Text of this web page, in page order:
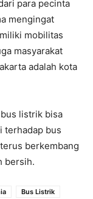
para pecinta
mengingat
mobilitas
masyarakat
adalah kota
listrik bisa
terhadap bus
berkembang
bersih.
Bus Listrik